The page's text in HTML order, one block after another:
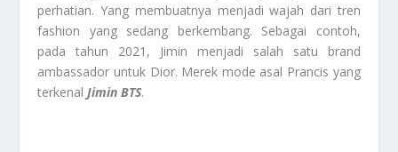
perhatian. Yang membuatnya menjadi wajah dari tren
fashion yang sedang berkembang. Sebagai contoh,
pada tahun 2021, Jimin menjadi salah satu brand
ambassador untuk Dior. Merek mode asal Prancis yang
terkenal Jimin BTS.